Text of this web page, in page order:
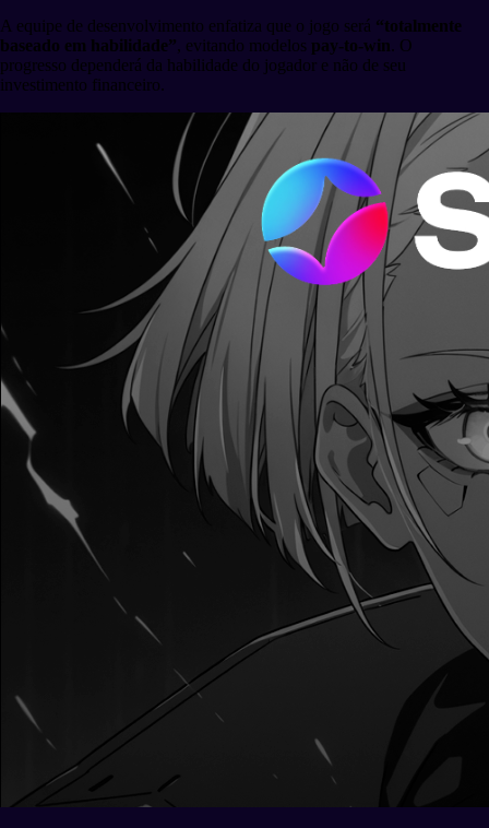
A equipe de desenvolvimento enfatiza que o jogo será “totalmente
baseado em habilidade”, evitando modelos pay-to-win. O
progresso dependerá da habilidade do jogador e não de seu
investimento financeiro.